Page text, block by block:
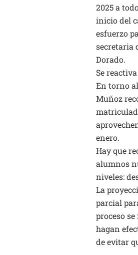
2025 a
inicio del
esfuerzo
secretaria
Dorado.
Se
En torno
Muñoz
enero.
Hay que
alumnos
niveles:
La
parcial
proceso
hagan
de evitar